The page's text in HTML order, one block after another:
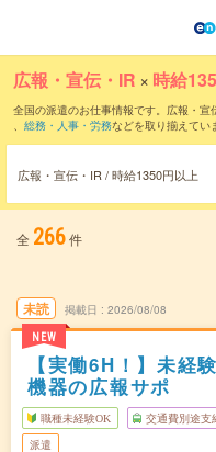
広報・宣伝・IR × 時給
全国の派遣のお仕事情報です。広報・宣
、 総務・人事・労務などを取り揃えてい
広報・宣伝・IR / 時給1350円以上
全 266件
未読
NEW
掲載日 2026/08/08
【実働6H！】未経
機器の広報サポ
職種未経験OK 交通費別途支
派遣